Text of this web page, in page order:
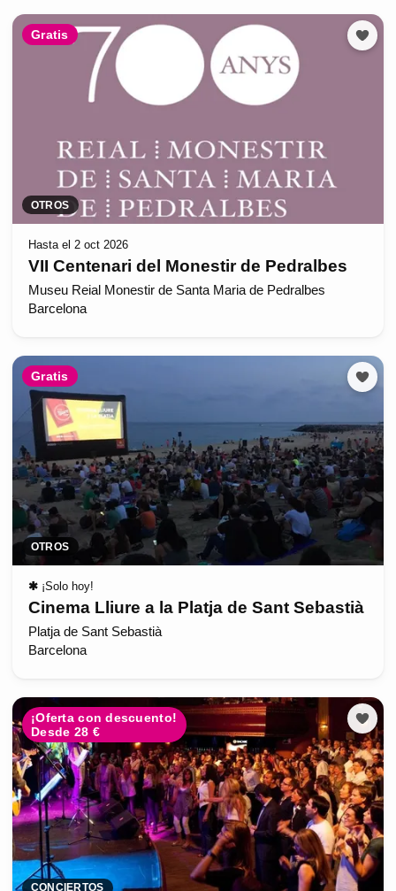
Gratis
OTROS
Hasta el 2 oct 2026
VII Centenari del Monestir de Pedralbes
Museu Reial Monestir de Santa Maria de Pedralbes
Barcelona
Gratis
OTROS
✱ ¡Solo hoy!
Cinema Lliure a la Platja de Sant Sebastià
Platja de Sant Sebastià
Barcelona
¡Oferta con descuento!
Desde 28 €
CONCIERTOS